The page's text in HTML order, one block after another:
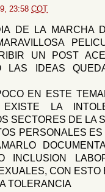
23:58 COT
DE LA MARCHA
UN POST
LAS IDEAS
EN ESTE
LA
SECTORES DE LA
PERSONALES
INCLUSION
CON ESTO
TOLERANCIA